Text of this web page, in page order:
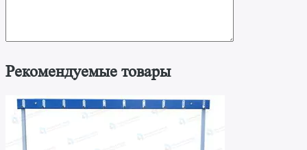
Рекомендуемые товары